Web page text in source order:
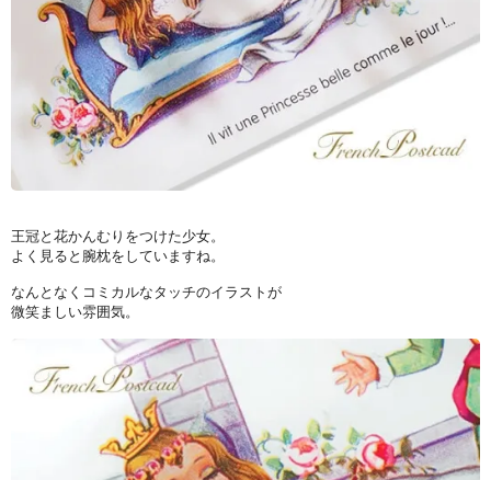
王冠と花かんむりをつけた少女。
よく見ると腕枕をしていますね。
なんとなくコミカルなタッチのイラストが
微笑ましい雰囲気。